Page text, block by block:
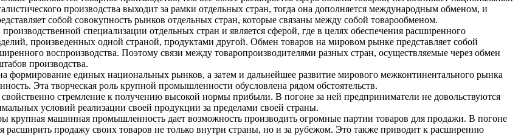
производства выходит за рамки отдельных стран, тогда она дополняется международным обменом, и
собой совокупность рынков отдельных стран, которые связаны между собой товарообменом.
специализации отдельных стран и является сферой, где в целях обеспечения расширенного
произведенных одной страной, продуктами другой. Обмен товаров на мировом рынке представляет собой
воспроизводства. Поэтому связи между товаропроизводителями разных стран, осуществляемые через обмен
производства.
формирование единых национальных рынков, а затем и дальнейшее развитие мирового межконтинентального рынка
Эта творческая роль крупной промышленности обусловлена рядом обстоятельств.
стремление к получению высокой нормы прибыли. В погоне за ней предприниматели не довольствуются
условий реализации своей продукции за пределами своей страны.
крупная машинная промышленность дает возможность производить огромные партии товаров для продажи. В погоне
расширить продажу своих товаров не только внутри страны, но и за рубежом. Это также приводит к расширению